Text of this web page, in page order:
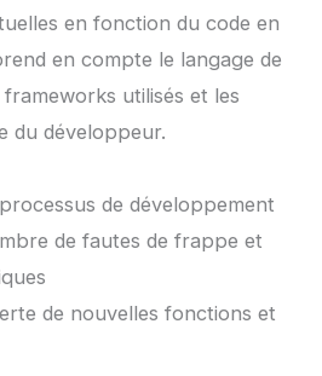
en fonction du code en
en compte le langage de
utilisés et les
du développeur.
de développement
de fautes de frappe et
de nouvelles fonctions et